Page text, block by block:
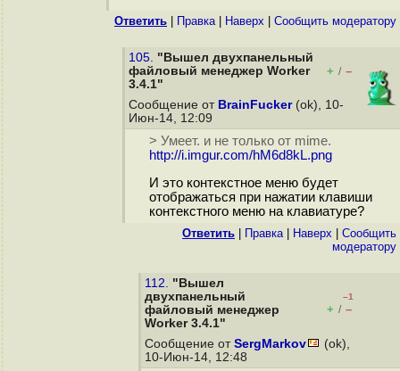
Ответить Правка| Наверх Cообщить модератору
105. "Вышел двухпанельный
файловый менеджер Worker
3.4.1"
+ / –
Сообщение от BrainFucker(ok), 10-
Июн-14, 12:09
> Умеет. и не только от mime.
http://i.imgur.com/hM6d8kL.png
И это контекстное меню будет
отображаться при нажатии клавиши
контекстного меню на клавиатуре?
Ответить Правка| Наверх
Cообщить
модератору
112. "Вышел
двухпанельный
файловый менеджер
Worker 3.4.1"
–1
+ / –
Сообщение от SergMarkov
(ok),
10-Июн-14, 12:48